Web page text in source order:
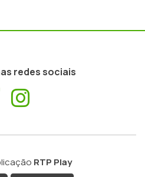
redes sociais
Facebook
RTP Play